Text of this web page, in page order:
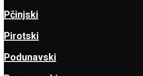
Pčinjski
Pirotski
Podunavski